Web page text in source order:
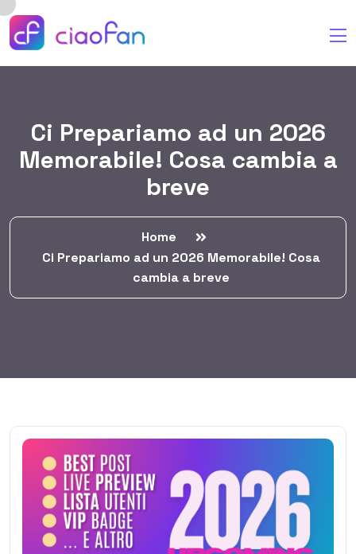
Ci Prepariamo ad un 2026
Memorabile! Cosa cambia a
breve
Home
Ci Prepariamo ad un 2026 Memorabile! Cosa
cambia a breve